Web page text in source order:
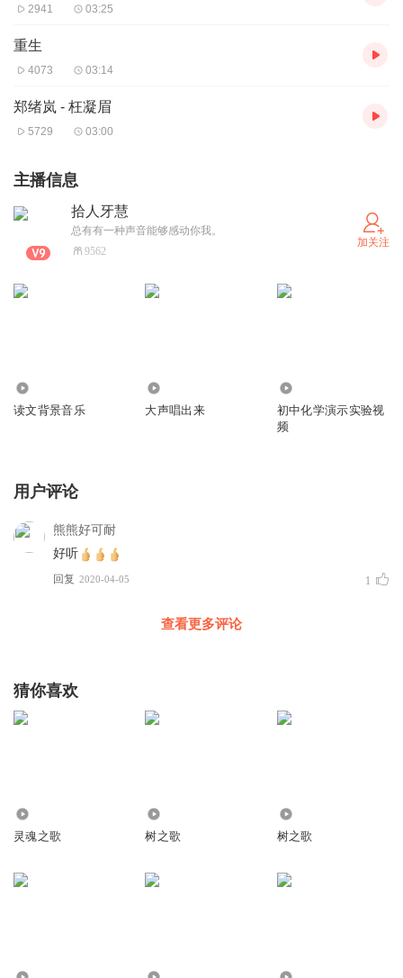
2941 03:25
重生
4073 03:14
郑绪岚 - 枉凝眉
5729 03:00
主播信息
拾人牙慧
总有有一种声音能够感动你我。
9562
加关注
读文背景音乐 大声唱出来
初中化学演示实验视
频
用户评论
熊熊好可耐
好听
回复 2020-04-05 1
查看更多评论
猜你喜欢
灵魂之歌 树之歌 树之歌